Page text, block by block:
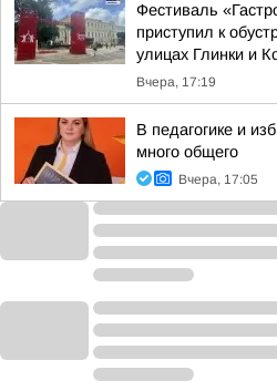
Фестиваль
приступил к
улицах Глинки и
Вчера, 17:19
В педагогике и
много общего
Вчера, 17:05